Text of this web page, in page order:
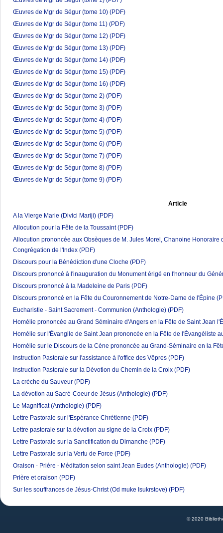
Œuvres de Mgr de Ségur (tome 10) (PDF)
Œuvres de Mgr de Ségur (tome 11) (PDF)
Œuvres de Mgr de Ségur (tome 12) (PDF)
Œuvres de Mgr de Ségur (tome 13) (PDF)
Œuvres de Mgr de Ségur (tome 14) (PDF)
Œuvres de Mgr de Ségur (tome 15) (PDF)
Œuvres de Mgr de Ségur (tome 16) (PDF)
Œuvres de Mgr de Ségur (tome 2) (PDF)
Œuvres de Mgr de Ségur (tome 3) (PDF)
Œuvres de Mgr de Ségur (tome 4) (PDF)
Œuvres de Mgr de Ségur (tome 5) (PDF)
Œuvres de Mgr de Ségur (tome 6) (PDF)
Œuvres de Mgr de Ségur (tome 7) (PDF)
Œuvres de Mgr de Ségur (tome 8) (PDF)
Œuvres de Mgr de Ségur (tome 9) (PDF)
Article
A la Vierge Marie (Divici Mariji) (PDF)
Allocution pour la Fête de la Toussaint (PDF)
Allocution prononcée aux Obsèques de M. Jules Morel, Chanoine Honoraire
Congrégation de l'Index (PDF)
Discours pour la Bénédiction d'une Cloche (PDF)
Discours prononcé à l'inauguration du Monument érigé en l'honneur du
Discours prononcé à la Madeleine de Paris (PDF)
Discours prononcé en la Fête du Couronnement de Notre-Dame de l'Épine
Eucharistie - Saint Sacrement - Communion (Anthologie) (PDF)
Homélie prononcée au Grand Séminaire d'Angers en la Fête de Saint Jean
Homélie sur l'Évangile de Saint Jean prononcée en la Fête de l'Évangéliste
Homélie sur le Discours de la Cène prononcée au Grand-Séminaire en la
Instruction Pastorale sur l'assistance à l'office des Vêpres (PDF)
Instruction Pastorale sur la Dévotion du Chemin de la Croix (PDF)
La crèche du Sauveur (PDF)
La dévotion au Sacré-Coeur de Jésus (Anthologie) (PDF)
Le Magnificat (Anthologie) (PDF)
Lettre Pastorale sur l'Espérance Chrétienne (PDF)
Lettre pastorale sur la dévotion au signe de la Croix (PDF)
Lettre Pastorale sur la Sanctification du Dimanche (PDF)
Lettre Pastorale sur la Vertu de Force (PDF)
Oraison - Prière - Méditation selon saint Jean Eudes (Anthologie) (PDF)
Prière et oraison (PDF)
Sur les souffrances de Jésus-Christ (Od muke Isukrstove) (PDF)
© 2020